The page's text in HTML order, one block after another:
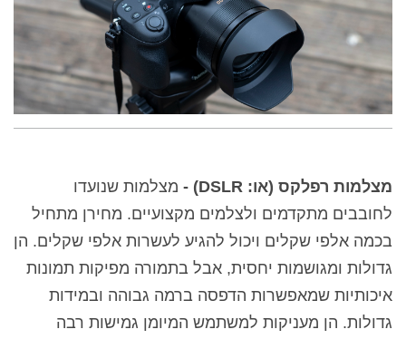
מצלמות רפלקס (או: DSLR) -
מצלמות שנועדו
לחובבים מתקדמים ולצלמים מקצועיים. מחירן מתחיל
בכמה אלפי שקלים ויכול להגיע לעשרות אלפי שקלים. הן
גדולות ומגושמות יחסית, אבל בתמורה מפיקות תמונות
איכותיות שמאפשרות הדפסה ברמה גבוהה ובמידות
גדולות. הן מעניקות למשתמש המיומן גמישות רבה